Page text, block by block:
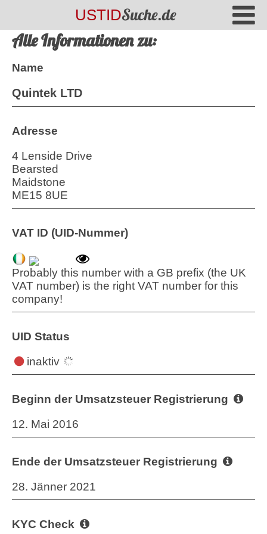
USTIDSuche.de
Alle Informationen zu:
Name
Quintek LTD
Adresse
4 Lenside Drive
Bearsted
Maidstone
ME15 8UE
VAT ID (UID-Nummer)
Probably this number with a GB prefix (the UK
VAT number) is the right VAT number for this
company!
UID Status
inaktiv
Beginn der Umsatzsteuer Registrierung
12. Mai 2016
Ende der Umsatzsteuer Registrierung
28. Jänner 2021
KYC Check